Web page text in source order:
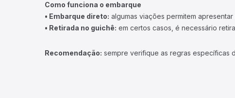
Como funciona o embarque
• Embarque direto: algumas viações permitem
• Retirada no guichê: em certos casos, é necessário
Recomendação: sempre verifique as regras específicas